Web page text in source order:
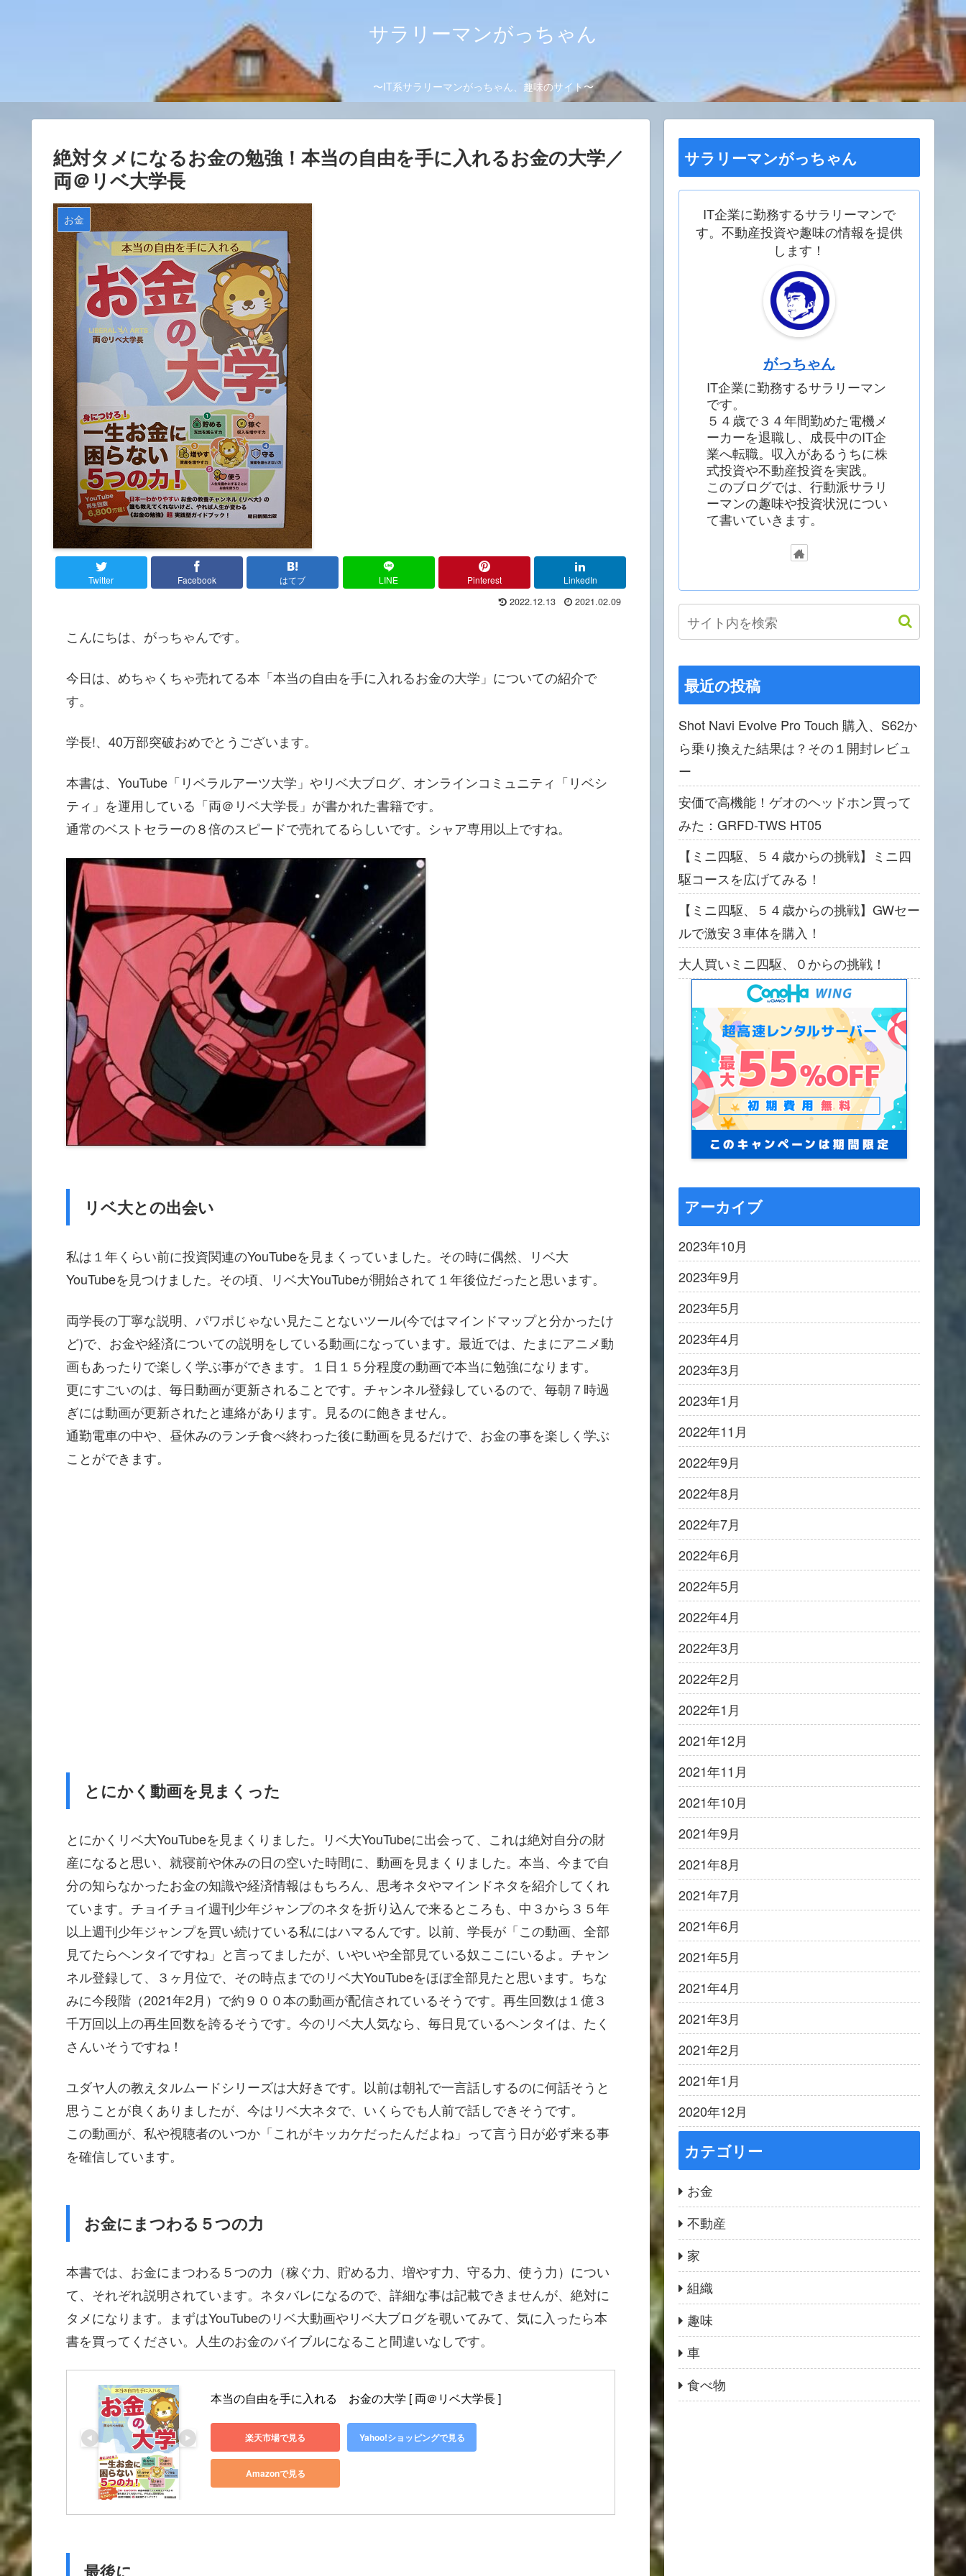
サラリーマンがっちゃん
〜IT系サラリーマンがっちゃん、趣味のサイト〜
絶対タメになるお金の勉強！本当の自由を手に入れるお金の大学／
両＠リベ大学長
お金
Twitter Facebook はてブ LINE Pinterest LinkedIn
2022.12.13 2021.02.09
こんにちは、がっちゃんです。
今日は、めちゃくちゃ売れてる本「本当の自由を手に入れるお金の大学」についての紹介で
す。
学長!、40万部突破おめでとうございます。
本書は、YouTube「リベラルアーツ大学」やリベ大ブログ、オンラインコミュニティ「リベシ
ティ」を運用している「両＠リベ大学長」が書かれた書籍です。
通常のベストセラーの８倍のスピードで売れてるらしいです。シャア専用以上ですね。
リベ大との出会い
私は１年くらい前に投資関連のYouTubeを見まくっていました。その時に偶然、リベ大
YouTubeを見つけました。その頃、リベ大YouTubeが開始されて１年後位だったと思います。
両学長の丁寧な説明、パワポじゃない見たことないツール(今ではマインドマップと分かったけ
ど)で、お金や経済についての説明をしている動画になっています。最近では、たまにアニメ動
画もあったりで楽しく学ぶ事ができます。１日１５分程度の動画で本当に勉強になります。
更にすごいのは、毎日動画が更新されることです。チャンネル登録しているので、毎朝７時過
ぎには動画が更新されたと連絡があります。見るのに飽きません。
通勤電車の中や、昼休みのランチ食べ終わった後に動画を見るだけで、お金の事を楽しく学ぶ
ことができます。
とにかく動画を見まくった
とにかくリベ大YouTubeを見まくりました。リベ大YouTubeに出会って、これは絶対自分の財
産になると思い、就寝前や休みの日の空いた時間に、動画を見まくりました。本当、今まで自
分の知らなかったお金の知識や経済情報はもちろん、思考ネタやマインドネタを紹介してくれ
ています。チョイチョイ週刊少年ジャンプのネタを折り込んで来るところも、中３から３５年
以上週刊少年ジャンプを買い続けている私にはハマるんです。以前、学長が「この動画、全部
見てたらヘンタイですね」と言ってましたが、いやいや全部見ている奴ここにいるよ。チャン
ネル登録して、３ヶ月位で、その時点までのリベ大YouTubeをほぼ全部見たと思います。ちな
みに今段階（2021年2月）で約９００本の動画が配信されているそうです。再生回数は１億３
千万回以上の再生回数を誇るそうです。今のリベ大人気なら、毎日見ているヘンタイは、たく
さんいそうですね！
ユダヤ人の教えタルムードシリーズは大好きです。以前は朝礼で一言話しするのに何話そうと
思うことが良くありましたが、今はリベ大ネタで、いくらでも人前で話しできそうです。
この動画が、私や視聴者のいつか「これがキッカケだったんだよね」って言う日が必ず来る事
を確信しています。
お金にまつわる５つの力
本書では、お金にまつわる５つの力（稼ぐ力、貯める力、増やす力、守る力、使う力）につい
て、それぞれ説明されています。ネタバレになるので、詳細な事は記載できませんが、絶対に
タメになります。まずはYouTubeのリベ大動画やリベ大ブログを覗いてみて、気に入ったら本
書を買ってください。人生のお金のバイブルになること間違いなしです。
本当の自由を手に入れる　お金の大学 [ 両＠リベ大学長 ]
楽天市場で見る Yahoo!ショッピングで見る
Amazonで見る
最後に
サラリーマンがっちゃん
IT企業に勤務するサラリーマンで
す。不動産投資や趣味の情報を提供
します！
がっちゃん
IT企業に勤務するサラリーマン
です。
５４歳で３４年間勤めた電機メ
ーカーを退職し、成長中のIT企
業へ転職。収入があるうちに株
式投資や不動産投資を実践。
このブログでは、行動派サラリ
ーマンの趣味や投資状況につい
て書いていきます。
最近の投稿
Shot Navi Evolve Pro Touch 購入、S62か
ら乗り換えた結果は？その１開封レビュ
ー
安価で高機能！ゲオのヘッドホン買って
みた：GRFD-TWS HT05
【ミニ四駆、５４歳からの挑戦】ミニ四
駆コースを広げてみる！
【ミニ四駆、５４歳からの挑戦】GWセー
ルで激安３車体を購入！
大人買いミニ四駆、０からの挑戦！
アーカイブ
2023年10月
2023年9月
2023年5月
2023年4月
2023年3月
2023年1月
2022年11月
2022年9月
2022年8月
2022年7月
2022年6月
2022年5月
2022年4月
2022年3月
2022年2月
2022年1月
2021年12月
2021年11月
2021年10月
2021年9月
2021年8月
2021年7月
2021年6月
2021年5月
2021年4月
2021年3月
2021年2月
2021年1月
2020年12月
カテゴリー
お金
不動産
家
組織
趣味
車
食べ物